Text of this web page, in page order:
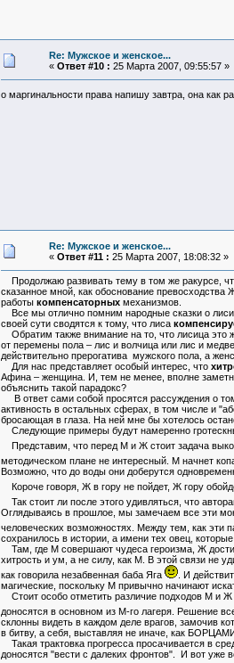
Re: Мужское и женское...
« Ответ #10 : 25 Марта 2007, 09:55:57 »
о маргинальности права напишу завтра, она как
Re: Мужское и женское...
« Ответ #11 : 25 Марта 2007, 18:08:32 »
Продолжаю развивать тему в том же ракурсе,
сказанное мной, как обоснование
работы компенсаторныхмеханизмов.
Все мы отлично помним народные сказки о
своей сути сводятся к тому, что лиса
Обратим также внимание на то, что лисица это
от перемены пола – лис и волчица или лис и
действительно прерогатива мужского пола, а
Для нас представляет особый интерес, что
Афина – женщина. И, тем не менее, вполне
объяснить такой парадокс?
В ответ сами собой просятся рассуждения о
активность в остальных сферах, в том числе и
бросающая в глаза. На ней мне бы хотелось
Следующие примеры будут намеренно
Представим, что перед М и Ж стоит задача
методическом плане не интересный. М начнет
Возможно, что до воды они доберутся
Короче говоря, Ж в гору не пойдет, Ж гору
Так стоит ли после этого удивляться, что
Оглядываясь в прошлое, мы замечаем все эти
человеческих возможностях. Между тем, как эти
сохранилось в истории, а имени тех овец,
Там, где М совершают чудеса героизма, Ж
хитрость и ум, а не силу, как М. В этой связи не
как говорила незабвенная баба Яга
. И
магические, поскольку М привычно начинают
Стоит особо отметить различие подходов М и
доносятся в основном из М-го лагеря. Решение
склонны видеть в каждом деле врагов, замочив
в битву, а себя, выставляя не иначе, как
Такая трактовка прогресса просачивается в
доносятся "вести с далеких фронтов". И вот уже